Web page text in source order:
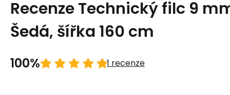
Recenze Technický filc 9
Šedá, šířka 160 cm
100% 1 recenze